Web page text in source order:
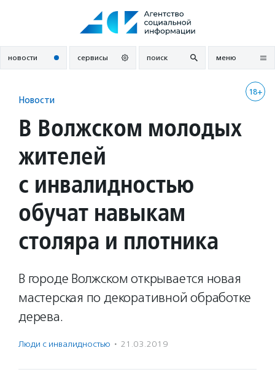
новости сервисы поиск меню
18+
Новости
В Волжском молодых
жителей
с инвалидностью
обучат навыкам
столяра и плотника
В городе Волжском открывается новая
мастерская по декоративной обработке
дерева.
Люди с инвалидностью · 21.03.2019